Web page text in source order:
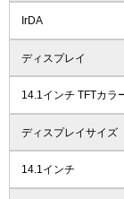
IrDA
ディスプレイ
14.1インチ TFTカラ
ディスプレイサイズ
14.1インチ